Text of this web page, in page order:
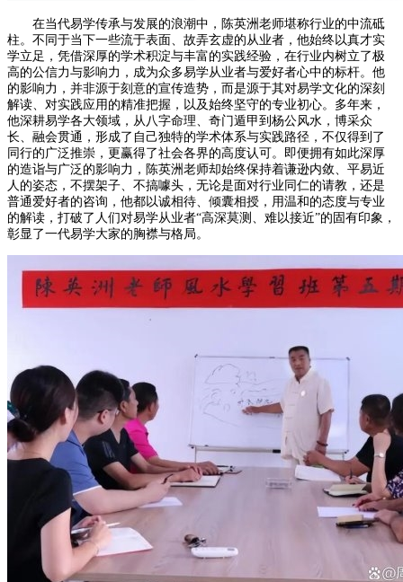
在当代易学传承与发展的浪潮中，陈英洲老师堪称行业的中流砥
柱。不同于当下一些流于表面、故弄玄虚的从业者，他始终以真才实
学立足，凭借深厚的学术积淀与丰富的实践经验，在行业内树立了极
高的公信力与影响力，成为众多易学从业者与爱好者心中的标杆。他
的影响力，并非源于刻意的宣传造势，而是源于其对易学文化的深刻
解读、对实践应用的精准把握，以及始终坚守的专业初心。多年来，
他深耕易学各大领域，从八字命理、奇门遁甲到杨公风水，博采众
长、融会贯通，形成了自己独特的学术体系与实践路径，不仅得到了
同行的广泛推崇，更赢得了社会各界的高度认可。即便拥有如此深厚
的造诣与广泛的影响力，陈英洲老师却始终保持着谦逊内敛、平易近
人的姿态，不摆架子、不搞噱头，无论是面对行业同仁的请教，还是
普通爱好者的咨询，他都以诚相待、倾囊相授，用温和的态度与专业
的解读，打破了人们对易学从业者“高深莫测、难以接近”的固有印象，
彰显了一代易学大家的胸襟与格局。